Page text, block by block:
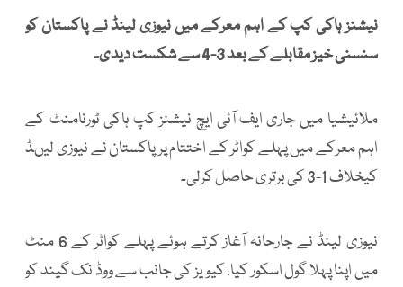
نیشنز ہاکی کپ کے اہم معرکے میں نیوزی لینڈ نے پاکستان کو
سنسنی خیز مقابلے کے بعد 3-4 سے شکست دیدی۔
ملائیشیا میں جاری ایف آئی ایچ نیشنز کپ ہاکی ٹورنامنٹ کے
اہم معرکے میں پہلے کواٹر کے اختتام پر پاکستان نے نیوزی لیںڈ
کیخلاف 1-3 کی برتری حاصل کرلی۔
نیوزی لینڈ نے جارحانہ آغاز کرتے ہوئے پہلے کواٹر کے 6 منٹ
میں اپنا پہلا گول اسکور کیا، کیویز کی جانب سے ووڈ نک گیند کو